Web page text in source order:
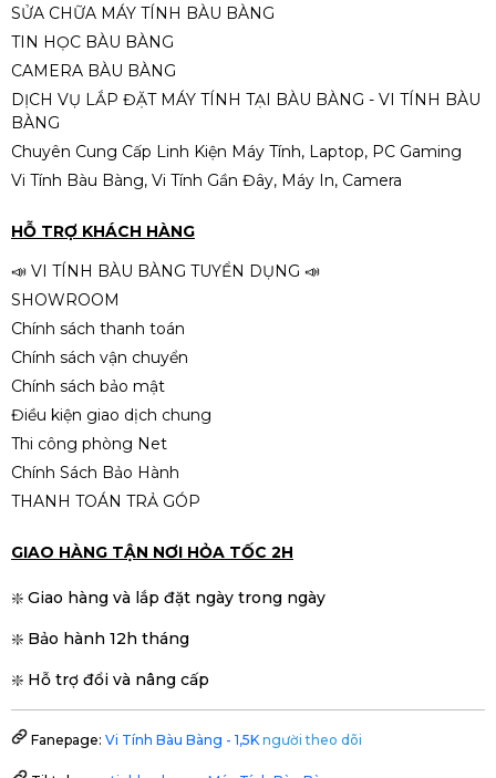
SỬA CHỮA MÁY TÍNH BÀU BÀNG
TIN HỌC BÀU BÀNG
CAMERA BÀU BÀNG
DỊCH VỤ LẮP ĐẶT MÁY TÍNH TẠI BÀU BÀNG - VI TÍNH BÀU
BÀNG
Chuyên Cung Cấp Linh Kiện Máy Tính, Laptop, PC Gaming
Vi Tính Bàu Bàng, Vi Tính Gần Đây, Máy In, Camera
HỖ TRỢ KHÁCH HÀNG
📣 VI TÍNH BÀU BÀNG TUYỂN DỤNG 📣
SHOWROOM
Chính sách thanh toán
Chính sách vận chuyển
Chính sách bảo mật
Điều kiện giao dịch chung
Thi công phòng Net
Chính Sách Bảo Hành
THANH TOÁN TRẢ GÓP
GIAO HÀNG TẬN NƠI HỎA TỐC 2H
❇️ Giao hàng và lắp đặt ngày trong ngày
❇️ Bảo hành 12h tháng
❇️ Hỗ trợ đổi và nâng cấp
Fanepage: Vi Tính Bàu Bàng - 1,5K người theo dõi